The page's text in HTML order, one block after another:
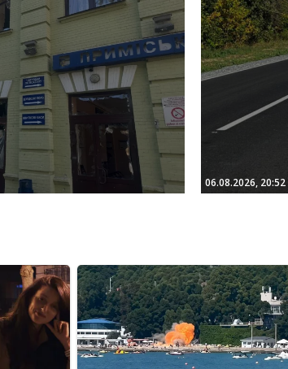
06.08.2026, 20:52